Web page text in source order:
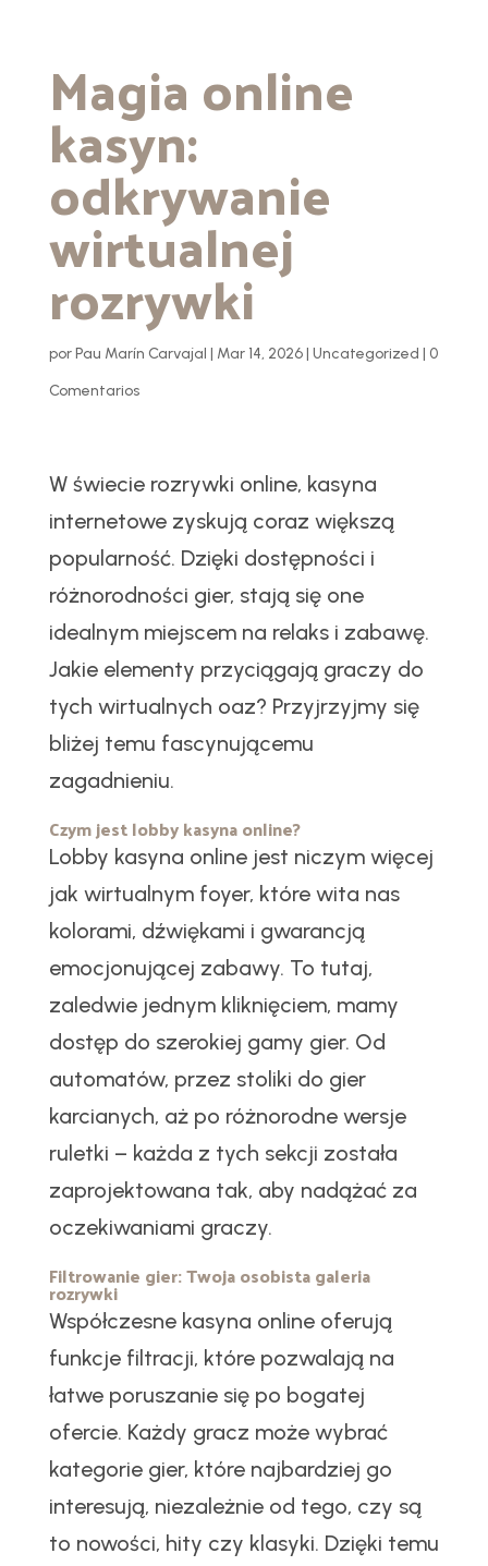
Magia online
kasyn:
odkrywanie
wirtualnej
rozrywki
porPau Marín Carvajal | Mar 14, 2026| Uncategorized | 0
Comentarios
W świecie rozrywki online, kasyna
internetowe zyskują coraz większą
popularność. Dzięki dostępności i
różnorodności gier, stają się one
idealnym miejscem na relaks i zabawę.
Jakie elementy przyciągają graczy do
tych wirtualnych oaz? Przyjrzyjmy się
bliżej temu fascynującemu
zagadnieniu.
Czym jest lobby kasyna online?
Lobby kasyna online jest niczym więcej
jak wirtualnym foyer, które wita nas
kolorami, dźwiękami i gwarancją
emocjonującej zabawy. To tutaj,
zaledwie jednym kliknięciem, mamy
dostęp do szerokiej gamy gier. Od
automatów, przez stoliki do gier
karcianych, aż po różnorodne wersje
ruletki – każda z tych sekcji została
zaprojektowana tak, aby nadążać za
oczekiwaniami graczy.
Filtrowanie gier: Twoja osobista galeria
rozrywki
Współczesne kasyna online oferują
funkcje filtracji, które pozwalają na
łatwe poruszanie się po bogatej
ofercie. Każdy gracz może wybrać
kategorie gier, które najbardziej go
interesują, niezależnie od tego, czy są
to nowości, hity czy klasyki. Dzięki temu